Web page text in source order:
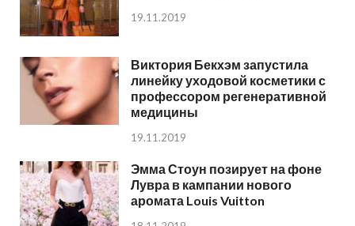
19.11.2019
Виктория Бекхэм запустила
линейку уходовой косметики с
профессором регенеративной
медицины
19.11.2019
Эмма Стоун позирует на фоне
Лувра в кампании нового
аромата Louis Vuitton